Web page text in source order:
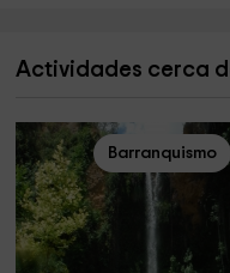
Actividades cerca
Barranquismo